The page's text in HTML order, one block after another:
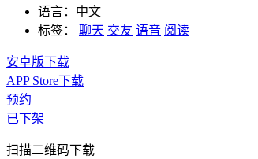
语言： 中文
标签：
聊天 交友 语音 阅读
安卓版下载
APP Store下载
预约
已下架
扫描二维码下载